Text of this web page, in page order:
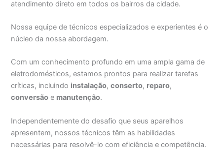
atendimento direto em todos os bairros da cidade.
Nossa equipe de técnicos especializados e experientes é o
núcleo da nossa abordagem.
Com um conhecimento profundo em uma ampla gama de
eletrodomésticos, estamos prontos para realizar tarefas
críticas, incluindo instalação,conserto, reparo,
conversão e manutenção.
Independentemente do desafio que seus aparelhos
apresentem, nossos técnicos têm as habilidades
necessárias para resolvê-lo com eficiência e competência.